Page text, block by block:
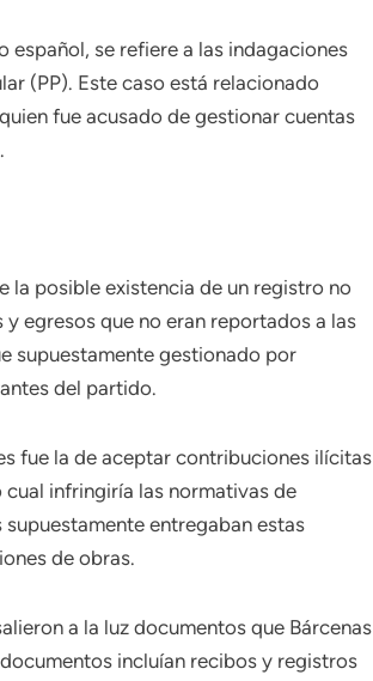
se refiere a las indagaciones
(PP). Este caso está relacionado
fue acusado de gestionar cuentas
la posible existencia de un registro no
egresos que no eran reportados a las
supuestamente gestionado por
del partido.
fue la de aceptar contribuciones ilícitas
infringiría las normativas de
entregaban estas
de obras.
a la luz documentos que Bárcenas
incluían recibos y registros